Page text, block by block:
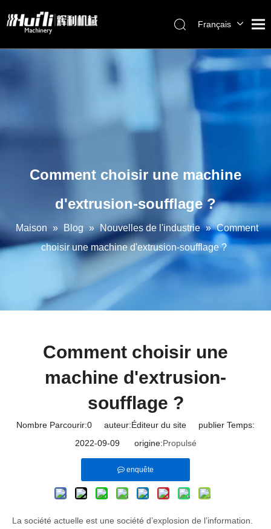
Français
العربية
Pусский
Español
Português
Comment choisir une machine
d'extrusion-soufflage ?
Maison » Blog » Nouvelles de l'industrie » Comment
choisir une machine d'extrusion-soufflage ?
Comment choisir une
machine d'extrusion-
soufflage ?
Nombre Parcourir:0 auteur:Éditeur du site publier Temps:
2022-09-09 origine:Propulsé
enquête
La société actuelle est une société d’explosion de l’information.